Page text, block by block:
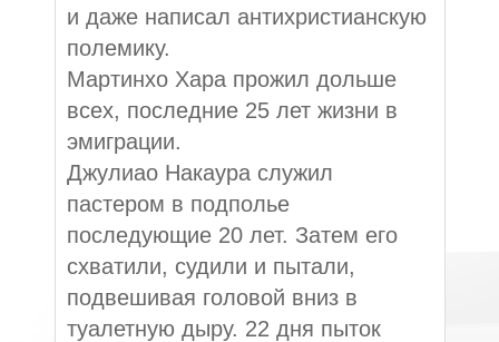
и даже написал антихристианскую
полемику.
Мартинхо Хара прожил дольше
всех, последние 25 лет жизни в
эмиграции.
Джулиао Накаура служил
пастером в подполье
последующие 20 лет. Затем его
схватили, судили и пытали,
подвешивая головой вниз в
туалетную дыру. 22 дня пыток